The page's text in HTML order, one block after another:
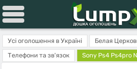
Усі оголошення в Україні Белая
Телефони та зв'язок
Sony Ps4 Ps4pro